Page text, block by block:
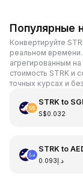
Популярные
Конвертируйте
реальном
агрегированным
стоимость STRK и
точных курсах и
STRKto
S$0.032
STRKto
د.إ0.093